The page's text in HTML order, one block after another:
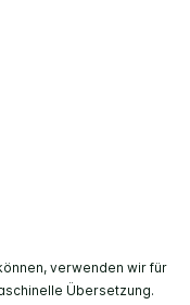
verwenden wir für
Übersetzung.